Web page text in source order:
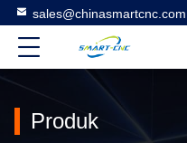
sales@chinasmartcnc.com
Produk